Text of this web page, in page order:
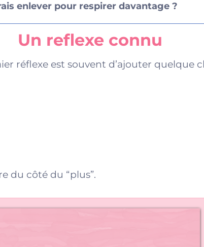
enlever pour respirer davantage ?
Un reflexe connu
réflexe est souvent d’ajouter quelque
du côté du “plus”.